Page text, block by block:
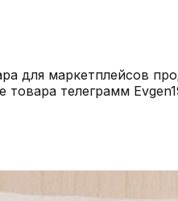
для маркетплейсов